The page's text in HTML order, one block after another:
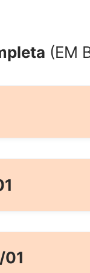
(EM
01